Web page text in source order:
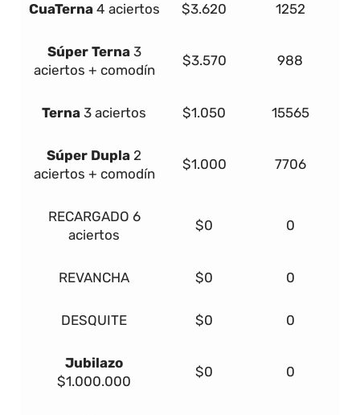
CuaTerna 4 aciertos $3.620 1252
Súper Terna 3
aciertos + comodín
$3.570 988
Terna 3 aciertos $1.050 15565
Súper Dupla 2
aciertos + comodín
$1.000 7706
RECARGADO 6
aciertos
$0 0
REVANCHA $0 0
DESQUITE $0 0
Jubilazo
$1.000.000
$0 0